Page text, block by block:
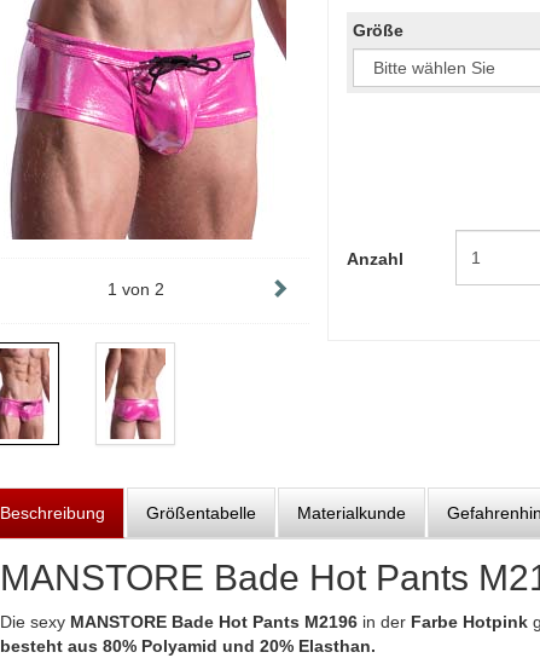
1 von 2
Größe
Anzahl
Beschreibung Größentabelle Materialkunde
MANSTORE Bade Hot Pants
Die sexy MANSTORE Bade Hot Pants M2196in der Farbe Hotpink
besteht aus 80% Polyamid und 20% Elasthan.